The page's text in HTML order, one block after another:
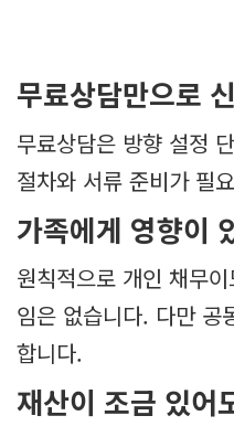
무료상담만으로
무료상담은 방향 설정
절차와 서류 준비가 필
가족에게 영향이
원칙적으로 개인 채무
임은 없습니다. 다만 공
합니다.
재산이 조금 있어